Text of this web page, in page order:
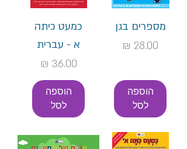
מספרים בגן
מחיר
הוספה
לסל
כמעט כיתה
א - עברית
מחיר
הוספה
לסל